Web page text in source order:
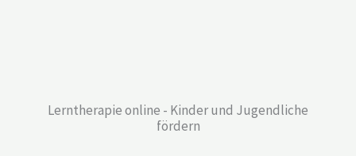
Lerntherapie online - Kinder und Jugendliche
fördern